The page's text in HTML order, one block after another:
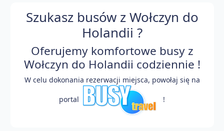
Szukasz busów z Wołczyn do
Holandii ?
Oferujemy komfortowe busy z
Wołczyn do Holandii codziennie !
W celu dokonania rezerwacji miejsca, powołaj się na
portal !